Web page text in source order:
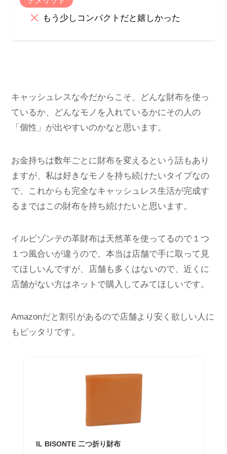
もう少しコンパクトだと嬉しかった
キャッシュレスな今だからこそ、どんな財布を使っ
ているか、どんなモノを入れているかにその人の
「個性」が出やすいのかなと思います。
お金持ちは数年ごとに財布を変えるという話もあり
ますが、私は好きなモノを持ち続けたいタイプなの
で、これからも完全なキャッシュレス生活が完成す
るまではこの財布を持ち続けたいと思います。
イルビゾンテの革財布は天然革を使ってるので１つ
１つ風合いが違うので、本当は店舗で手に取って見
てほしいんですが、店舗も多くはないので、近くに
店舗がない方はネットで購入してみてほしいです。
Amazonだと割引があるので店舗より安く欲しい人に
もピッタリです。
IL BISONTE 二つ折り財布